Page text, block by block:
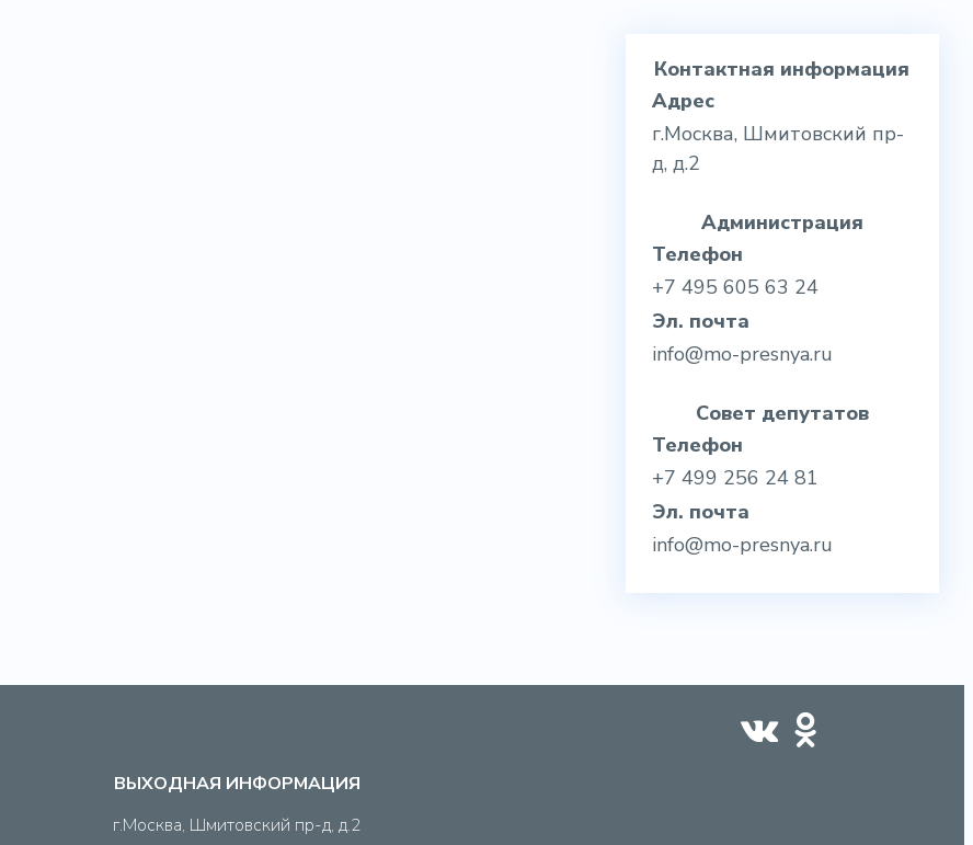
Контактная информация
Адрес
г.Москва, Шмитовский пр-
д, д.2
Администрация
Телефон
+7 495 605 63 24
Эл. почта
info@mo-presnya.ru
Совет депутатов
Телефон
+7 499 256 24 81
Эл. почта
info@mo-presnya.ru
ВЫХОДНАЯ ИНФОРМАЦИЯ
г.Москва, Шмитовский пр-д, д.2